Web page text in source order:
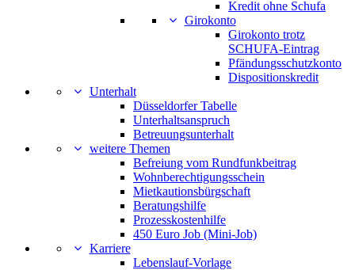
Kredit ohne Schufa
Girokonto
Girokonto trotz
SCHUFA-Eintrag
Pfändungsschutzkonto
Dispositionskredit
Unterhalt
Düsseldorfer Tabelle
Unterhaltsanspruch
Betreuungsunterhalt
weitere Themen
Befreiung vom Rundfunkbeitrag
Wohnberechtigungsschein
Mietkautionsbürgschaft
Beratungshilfe
Prozesskostenhilfe
450 Euro Job (Mini-Job)
Karriere
Lebenslauf-Vorlage